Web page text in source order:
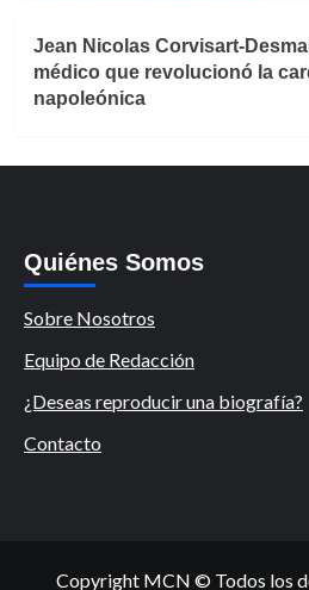
Jean Nicolas Corvisart-
médico que revolucionó la
napoleónica
Quiénes Somos
Sobre Nosotros
Equipo de Redacción
¿Deseas reproducir una biografía?
Contacto
Copyright MCN © Todos los